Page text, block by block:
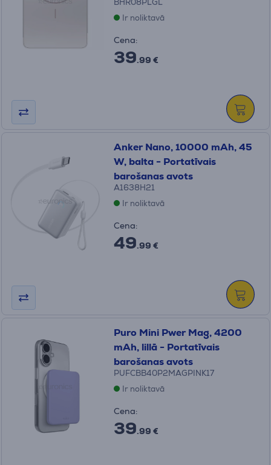
BHR08PLGL
Ir noliktavā
Cena:
39.99 €
Anker Nano, 10000 mAh, 45
W, balta - Portatīvais
barošanas avots
A1638H21
Ir noliktavā
Cena:
49.99 €
Puro Mini Pwer Mag, 4200
mAh, lillā - Portatīvais
barošanas avots
PUFCBB40P2MAGPINK17
Ir noliktavā
Cena:
39.99 €